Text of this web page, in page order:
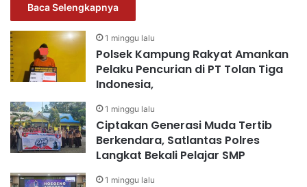
Baca Selengkapnya
1 minggu lalu
Polsek Kampung Rakyat Amankan
Pelaku Pencurian di PT Tolan Tiga
Indonesia,
1 minggu lalu
Ciptakan Generasi Muda Tertib
Berkendara, Satlantas Polres
Langkat Bekali Pelajar SMP
1 minggu lalu